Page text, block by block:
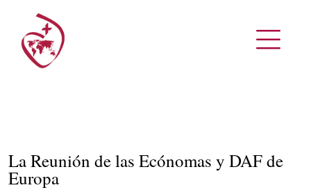
La Reunión de las Ecónomas y DAF de
Europa